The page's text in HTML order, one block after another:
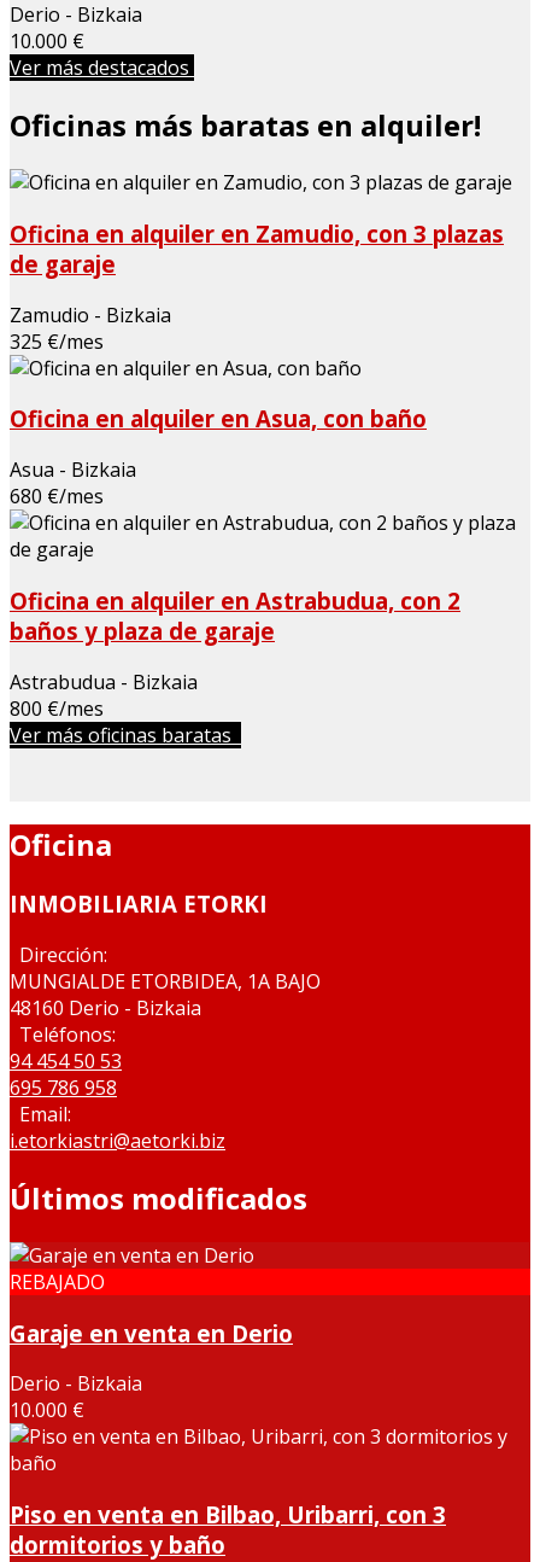
Derio - Bizkaia
10.000 €
Ver más destacados
Oficinas más baratas en alquiler!
Oficina en alquiler en Zamudio, con 3 plazas
de garaje
Zamudio - Bizkaia
325 €/mes
Oficina en alquiler en Asua, con baño
Asua - Bizkaia
680 €/mes
Oficina en alquiler en Astrabudua, con 2
baños y plaza de garaje
Astrabudua - Bizkaia
800 €/mes
Ver más oficinas baratas
Oficina
INMOBILIARIA ETORKI
Dirección:
MUNGIALDE ETORBIDEA, 1A BAJO
48160 Derio - Bizkaia
Teléfonos:
94 454 50 53
695 786 958
Email:
i.etorkiastri@aetorki.biz
Últimos modificados
REBAJADO
Garaje en venta en Derio
Derio - Bizkaia
10.000 €
Piso en venta en Bilbao, Uribarri, con 3
dormitorios y baño